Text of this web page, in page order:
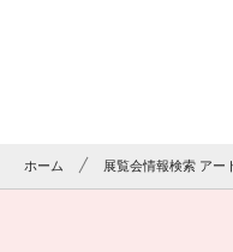
ホーム 展覧会情報検索 アー